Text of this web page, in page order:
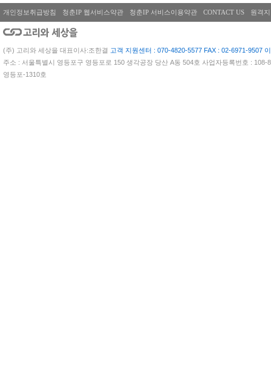
개인정보취급방침 청춘IP 웹서비스약관 청춘IP 서비스이용약관 CONTACT US 원격
(주) 고리와 세상을 대표이사:조한결 고객 지원센터 : 070-4820-5577 FAX : 02-6971-9507
주소 : 서울특별시 영등포구 영등포로 150 생각공장 당산 A동 504호 사업자등록번호 :
영등포-1310호